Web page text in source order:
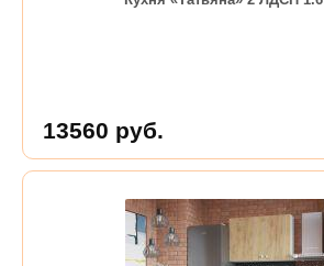
13560 руб.